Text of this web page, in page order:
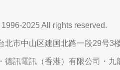
2025 All rights reserved.
北市中山区建国北路一段29号3
德訊電訊（香港）有限公司・